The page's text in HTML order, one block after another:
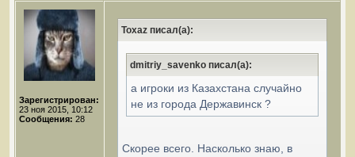
Зарегистрирован:
23 ноя 2015, 10:12
Сообщения: 28
Toxaz писал(а):
dmitriy_savenko писал(а):
а игроки из Казахстана случайно
не из города Державинск ?
Скорее всего. Насколько знаю, в